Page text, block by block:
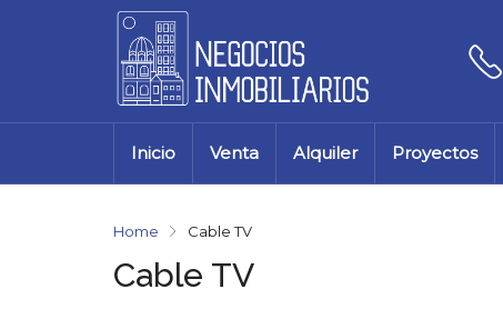
Inicio Venta Alquiler Proyectos
Home Cable TV
Cable TV